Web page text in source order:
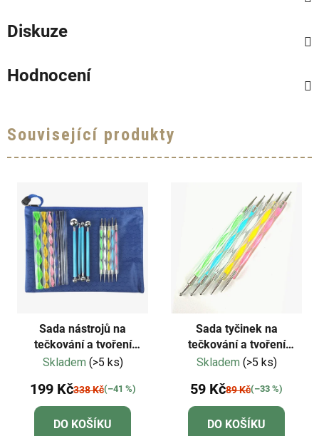
Diskuze
Hodnocení
Související produkty
Sada nástrojů na
tečkování a tvoření
mandal 18 kusů
Skladem (>5 ks)
199 Kč338 Kč(–41 %)
DO KOŠÍKU
Sada tyčinek na
tečkování a tvoření
mandal 5 kusů
Skladem (>5 ks)
59 Kč89 Kč(–33 %)
DO KOŠÍKU